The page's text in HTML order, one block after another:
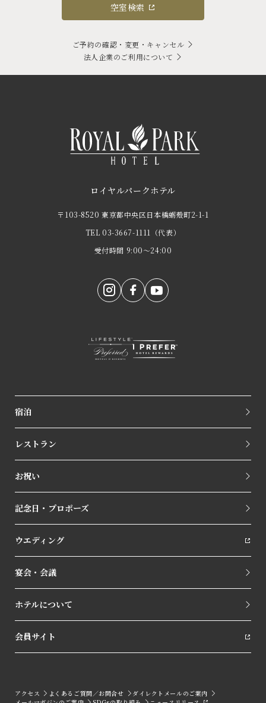
空室検索
ご予約の確認・変更・キャンセル
法人企業のご利用について
ロイヤルパークホテル
〒103-8520 東京都中央区日本橋蛎殻町2-1-1
TEL 03-3667-1111
（代表）
受付時間 9:00～24:00
宿泊
レストラン
お祝い
記念日・プロポーズ
ウエディング
宴会・会議
ホテルについて
会員サイト
アクセス よくあるご質問／お問合せ
ダイレクトメールのご案内